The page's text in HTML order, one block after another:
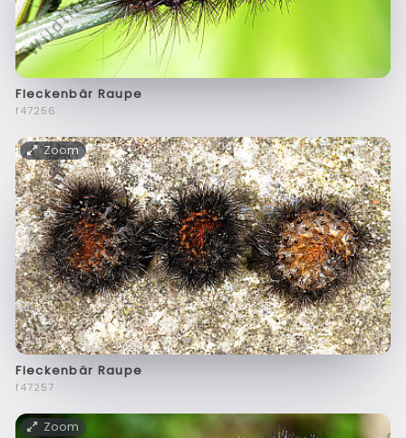
Fleckenbär Raupe
f47256
Zoom
Fleckenbär Raupe
f47257
Zoom